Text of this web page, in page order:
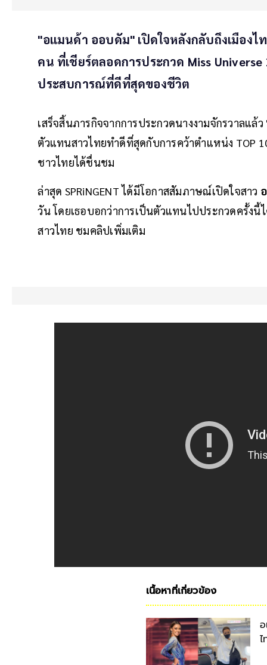
"อแมนด้า ออบดัม" เปิดใจหลังกลับถึงเมือง
คน ที่เชียร์ตลอดการประกวด Miss
ประสบการณ์ที่ดีที่สุดของชีวิต
เสร็จสิ้นภารกิจจากการประกวดนางงามจักรวาลแล้ว
ตัวแทนสาวไทยทำดีที่สุดกับการคว้าตำแหน่ง TOP
ชาวไทยได้ชื่นชม
ล่าสุด SPRiNGENT ได้มีโอกาสสัมภาษณ์เปิดใจสาว
วัน โดยเธอบอกว่าการเป็นตัวแทนไปประกวดครั้ง
สาวไทย ชมคลิปเพิ่มเติม
เนื้อหาที่เกี่ยวข้อง